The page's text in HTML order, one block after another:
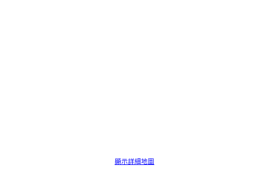
顯示詳細地圖